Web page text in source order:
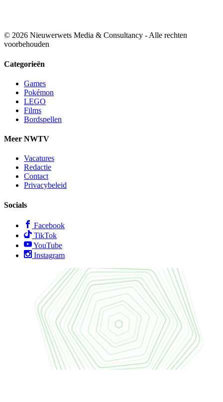
© 2026 Nieuwerwets Media & Consultancy - Alle rechten
voorbehouden
Categorieën
Games
Pokémon
LEGO
Films
Bordspellen
Meer NWTV
Vacatures
Redactie
Contact
Privacybeleid
Socials
Facebook
TikTok
YouTube
Instagram